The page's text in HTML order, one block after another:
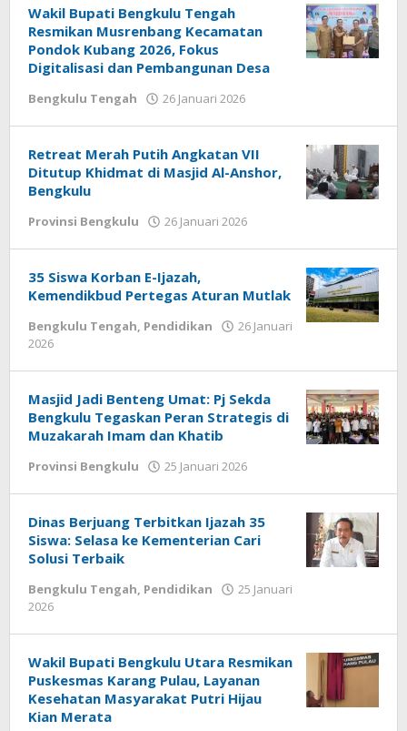
Wakil Bupati Bengkulu Tengah
Resmikan Musrenbang Kecamatan
Pondok Kubang 2026, Fokus
Digitalisasi dan Pembangunan Desa
Bengkulu Tengah 26 Januari 2026
Retreat Merah Putih Angkatan VII
Ditutup Khidmat di Masjid Al-Anshor,
Bengkulu
Provinsi Bengkulu 26 Januari 2026
35 Siswa Korban E-Ijazah,
Kemendikbud Pertegas Aturan Mutlak
Bengkulu Tengah, Pendidikan
26 Januari
2026
Masjid Jadi Benteng Umat: Pj Sekda
Bengkulu Tegaskan Peran Strategis di
Muzakarah Imam dan Khatib
Provinsi Bengkulu 25 Januari 2026
Dinas Berjuang Terbitkan Ijazah 35
Siswa: Selasa ke Kementerian Cari
Solusi Terbaik
Bengkulu Tengah, Pendidikan
25 Januari
2026
Wakil Bupati Bengkulu Utara Resmikan
Puskesmas Karang Pulau, Layanan
Kesehatan Masyarakat Putri Hijau
Kian Merata